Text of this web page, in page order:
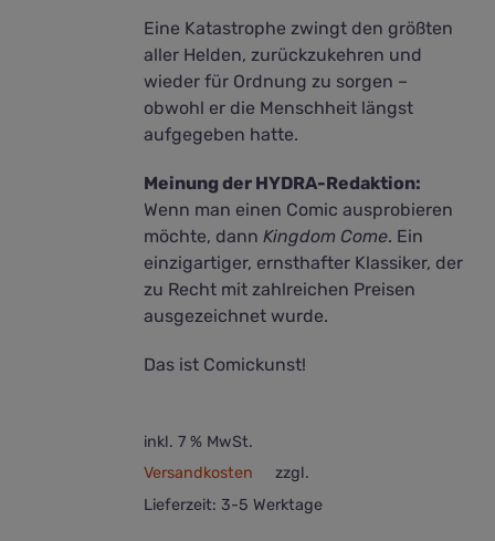
Eine Katastrophe zwingt den größten
aller Helden, zurückzukehren und
wieder für Ordnung zu sorgen –
obwohl er die Menschheit längst
aufgegeben hatte.
Meinung der HYDRA-Redaktion:
Wenn man einen Comic ausprobieren
möchte, dannKingdom Come. Ein
einzigartiger, ernsthafter Klassiker, der
zu Recht mit zahlreichen Preisen
ausgezeichnet wurde.
Das ist Comickunst!
inkl. 7 % MwSt.
zzgl.
Versandkosten
Lieferzeit: 3-5 Werktage